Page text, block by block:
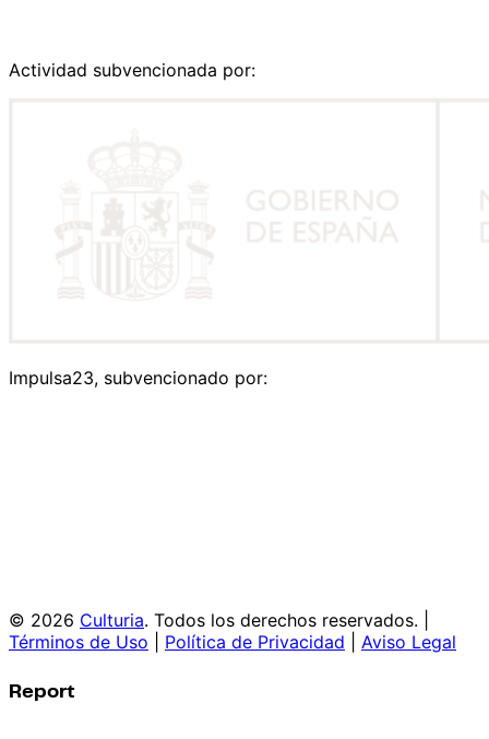
Actividad subvencionada por:
Impulsa23, subvencionado por:
© 2026 Culturia. Todos los derechos reservados. |
Términos de Uso
Política de Privacidad Aviso Legal
Report